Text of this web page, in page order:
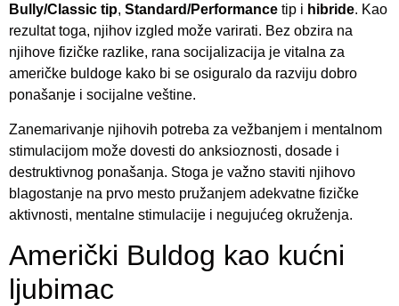
Bully/Classic tip, Standard/Performance tip i hibride. Kao
rezultat toga, njihov izgled može varirati. Bez obzira na
njihove fizičke razlike, rana socijalizacija je vitalna za
američke buldoge kako bi se osiguralo da razviju dobro
ponašanje i socijalne veštine.
Zanemarivanje njihovih potreba za vežbanjem i mentalnom
stimulacijom može dovesti do anksioznosti, dosade i
destruktivnog ponašanja. Stoga je važno staviti njihovo
blagostanje na prvo mesto pružanjem adekvatne fizičke
aktivnosti, mentalne stimulacije i negujućeg okruženja.
Američki Buldog kao kućni
ljubimac